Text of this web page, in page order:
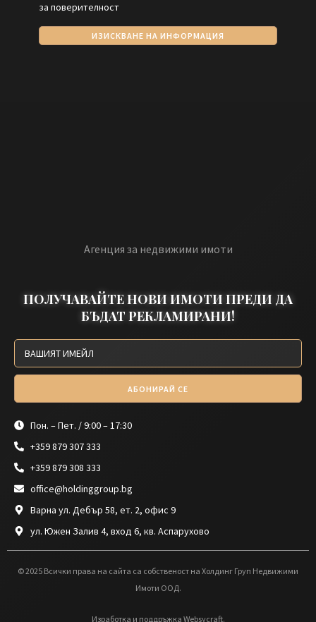
за поверителност
ИЗИСКВАНЕ НА ИНФОРМАЦИЯ
Агенция за недвижими имоти
ПОЛУЧАВАЙТЕ НОВИ ИМОТИ ПРЕДИ ДА
БЪДАТ РЕКЛАМИРАНИ!
АБОНИРАЙ СЕ
Пон. – Пет. / 9:00 – 17:30
+359 879 307 333
+359 879 308 333
office@holdinggroup.bg
Варна ул. Дебър 58, ет. 2, офис 9
ул. Южен Залив 4, вход 6, кв. Аспарухово
© 2025 Всички права на сайта са собственост на Холдинг Груп Недвижими
Имоти ООД.
Изработка и поддръжка Websycraft.